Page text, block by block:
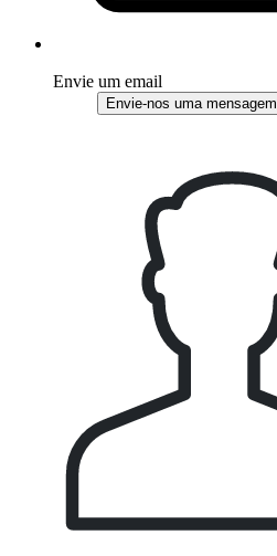
Envie um email
Envie-nos uma mensagem